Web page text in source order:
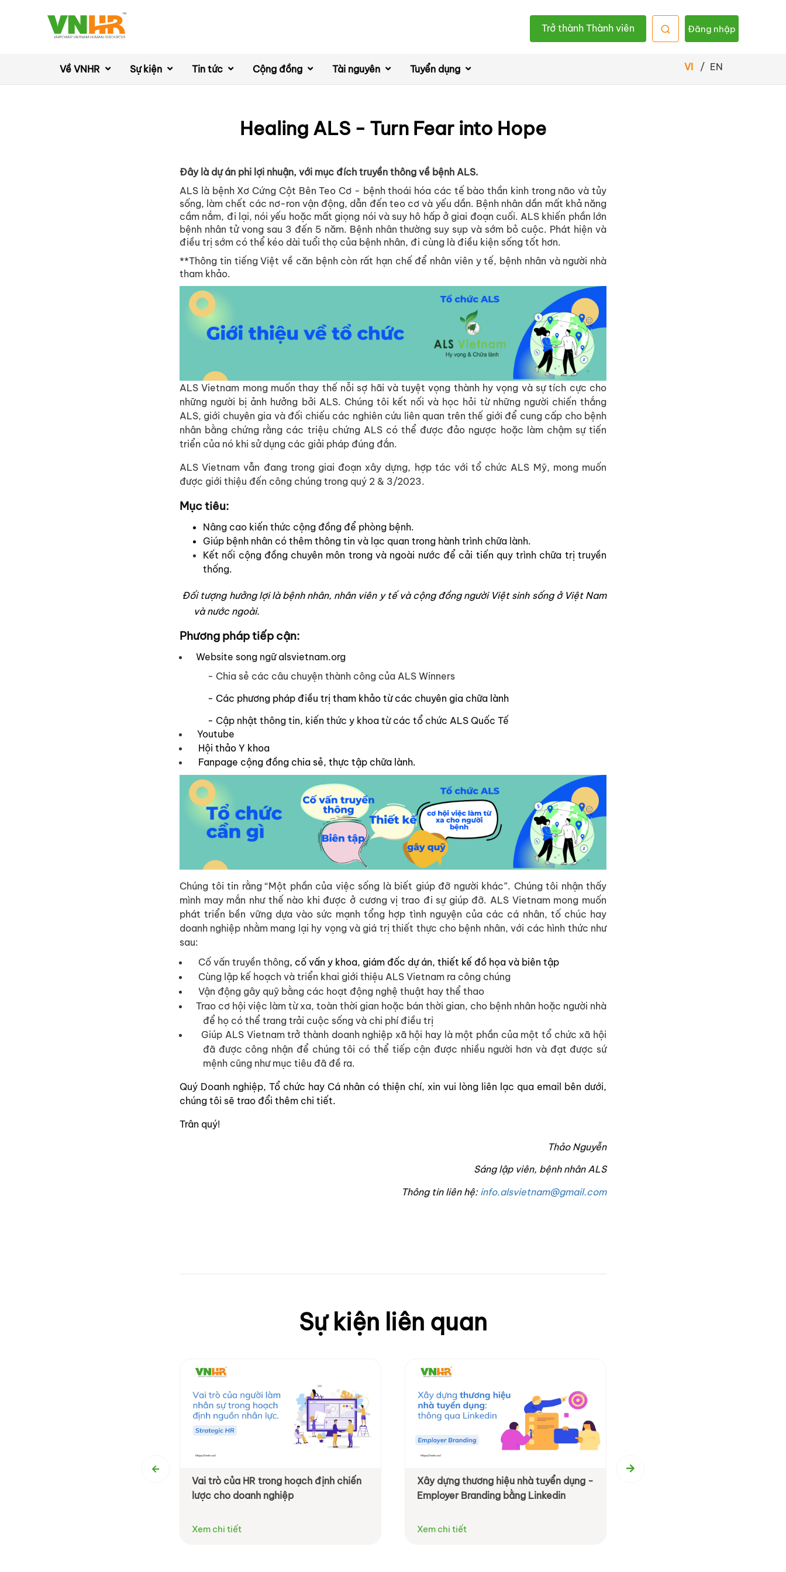
Trở thành Thành viên Đăng nhập
Về VNHR Sự kiện Tin tức Cộng đồng Tài nguyên Tuyển dụng VI / EN
Healing ALS - Turn Fear into Hope
Đây là dự án phi lợi nhuận, với mục đích truyền thông về bệnh ALS.
ALS là bệnh Xơ Cứng Cột Bên Teo Cơ - bệnh thoái hóa các tế bào thần kinh trong não và tủy
sống, làm chết các nơ-ron vận động, dẫn đến teo cơ và yếu dần. Bệnh nhân dần mất khả năng
cầm nắm, đi lại, nói yếu hoặc mất giọng nói và suy hô hấp ở giai đoạn cuối. ALS khiến phần lớn
bệnh nhân tử vong sau 3 đến 5 năm. Bệnh nhân thường suy sụp và sớm bỏ cuộc. Phát hiện và
điều trị sớm có thể kéo dài tuổi thọ của bệnh nhân, đi cùng là điều kiện sống tốt hơn.
**Thông tin tiếng Việt về căn bệnh còn rất hạn chế để nhân viên y tế, bệnh nhân và người nhà
tham khảo.
ALS Vietnam mong muốn thay thế nỗi sợ hãi và tuyệt vọng thành hy vọng và sự tích cực cho
những người bị ảnh hưởng bởi ALS. Chúng tôi kết nối và học hỏi từ những người chiến thắng
ALS, giới chuyên gia và đối chiếu các nghiên cứu liên quan trên thế giới để cung cấp cho bệnh
nhân bằng chứng rằng các triệu chứng ALS có thể được đảo ngược hoặc làm chậm sự tiến
triển của nó khi sử dụng các giải pháp đúng đắn.
ALS Vietnam vẫn đang trong giai đoạn xây dựng, hợp tác với tổ chức ALS Mỹ, mong muốn
được giới thiệu đến công chúng trong quý 2 & 3/2023.
Mục tiêu:
Nâng cao kiến thức cộng đồng để phòng bệnh.
Giúp bệnh nhân có thêm thông tin và lạc quan trong hành trình chữa lành.
Kết nối cộng đồng chuyên môn trong và ngoài nước để cải tiến quy trình chữa trị truyền
thống.
Đối tượng hưởng lợi là bệnh nhân, nhân viên y tế và cộng đồng người Việt sinh sống ở Việt Nam
và nước ngoài.
Phương pháp tiếp cận:
Website song ngữ alsvietnam.org
- Chia sẻ các câu chuyện thành công của ALS Winners
- Các phương pháp điều trị tham khảo từ các chuyên gia chữa lành
- Cập nhật thông tin, kiến thức y khoa từ các tổ chức ALS Quốc Tế
Youtube
Hội thảo Y khoa
Fanpage cộng đồng chia sẻ, thực tập chữa lành.
Chúng tôi tin rằng “Một phần của việc sống là biết giúp đỡ người khác”. Chúng tôi nhận thấy
mình may mắn như thế nào khi được ở cương vị trao đi sự giúp đỡ. ALS Vietnam mong muốn
phát triển bền vững dựa vào sức mạnh tổng hợp tình nguyện của các cá nhân, tố chúc hay
doanh nghiệp nhằm mang lại hy vọng và giá trị thiết thực cho bệnh nhân, với các hình thức như
sau:
Cố vấn truyền thông, cố vấn y khoa, giám đốc dự án, thiết kế đồ họa và biên tập
Cùng lập kế hoạch và triển khai giới thiệu ALS Vietnam ra công chúng
Vận động gây quỹ bằng các hoạt động nghệ thuật hay thể thao
Trao cơ hội việc làm từ xa, toàn thời gian hoặc bán thời gian, cho bệnh nhân hoặc người nhà
để họ có thể trang trải cuộc sống và chi phí điều trị
Giúp ALS Vietnam trở thành doanh nghiệp xã hội hay là một phần của một tổ chức xã hội
đã được công nhận để chúng tôi có thể tiếp cận được nhiều người hơn và đạt được sứ
mệnh cũng như mục tiêu đã đề ra.
Quý Doanh nghiệp, Tổ chức hay Cá nhân có thiện chí, xin vui lòng liên lạc qua email bên dưới,
chúng tôi sẽ trao đổi thêm chi tiết.
Trân quý!
Thảo Nguyễn
Sáng lập viên, bệnh nhân ALS
Thông tin liên hệ: info.alsvietnam@gmail.com
Sự kiện liên quan
Vai trò của HR trong hoạch định chiến
lược cho doanh nghiệp
Xem chi tiết
Xây dựng thương hiệu nhà tuyển dụng -
Employer Branding bằng Linkedin
Xem chi tiết